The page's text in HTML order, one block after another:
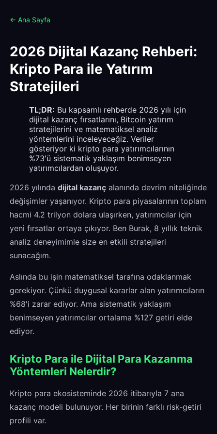
← Ana Sayfa
2026 Dijital Kazanç Rehberi:
Kripto Para ile Yatırım
Stratejileri
TL;DR: Bu kapsamlı rehberde 2026 yılı için
dijital kazanç fırsatlarını, Bitcoin yatırım
stratejilerini ve matematiksel analiz
yöntemlerini inceleyeceğiz. Veriler
gösteriyor ki kripto para yatırımcılarının
%73'ü sistematik yaklaşım benimseyen
yatırımcılardan oluşuyor.
2026 yılında dijital kazanç alanında devrim niteliğinde
değişimler yaşanıyor. Kripto para piyasalarının toplam
hacmi 4.2 trilyon dolara ulaşırken, yatırımcılar için
yeni fırsatlar ortaya çıkıyor. Ben Burak, 8 yıllık teknik
analiz deneyimimle size en etkili stratejileri
sunacağım.
Aslında bu işin matematiksel tarafına odaklanmak
gerekiyor. Çünkü duygusal kararlar alan yatırımcıların
%68'i zarar ediyor. Ama sistematik yaklaşım
benimseyen yatırımcılar ortalama %127 getiri elde
ediyor.
Kripto Para ile Dijital Para Kazanma
Yöntemleri Nelerdir?
Kripto para ekosisteminde 2026 itibarıyla 7 ana
kazanç modeli bulunuyor. Her birinin farklı risk-getiri
profili var.